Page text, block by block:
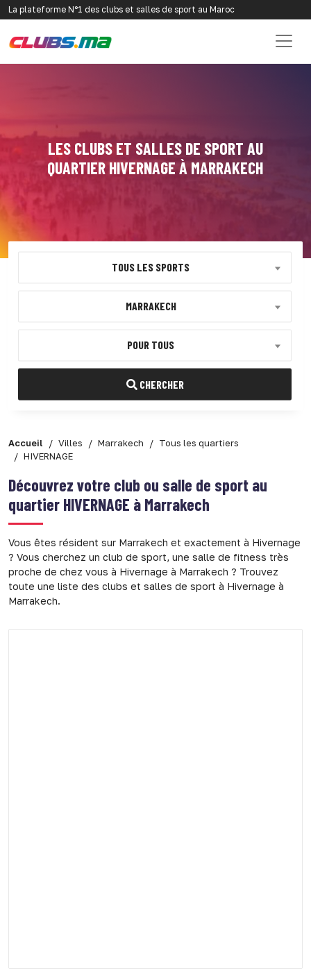
La plateforme N°1 des clubs et salles de sport au Maroc
LES CLUBS ET SALLES DE SPORT AU
QUARTIER HIVERNAGE À MARRAKECH
TOUS LES SPORTS
MARRAKECH
POUR TOUS
CHERCHER
Accueil Villes Marrakech
Tous les quartiers
HIVERNAGE
Découvrez votre club ou salle de sport au
quartier HIVERNAGE à Marrakech
Vous êtes résident sur Marrakech et exactement à Hivernage
? Vous cherchez un club de sport, une salle de fitness très
proche de chez vous à Hivernage à Marrakech ? Trouvez
toute une liste des clubs et salles de sport à Hivernage à
Marrakech.